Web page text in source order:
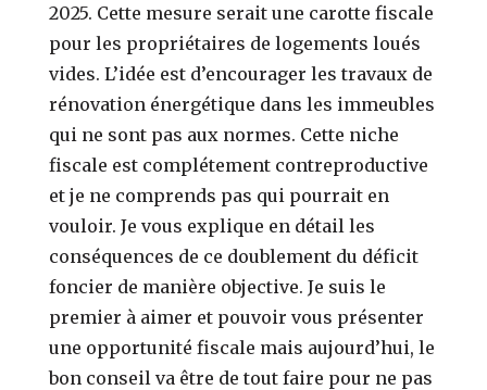
2025. Cette mesure serait une carotte fiscale
pour les propriétaires de logements loués
vides. L’idée est d’encourager les travaux de
rénovation énergétique dans les immeubles
qui ne sont pas aux normes. Cette niche
fiscale est complétement contreproductive
et je ne comprends pas qui pourrait en
vouloir. Je vous explique en détail les
conséquences de ce doublement du déficit
foncier de manière objective. Je suis le
premier à aimer et pouvoir vous présenter
une opportunité fiscale mais aujourd’hui, le
bon conseil va être de tout faire pour ne pas